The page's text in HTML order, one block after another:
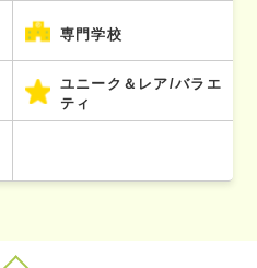
専門学校
ユニーク＆レア/バラエ
ティ